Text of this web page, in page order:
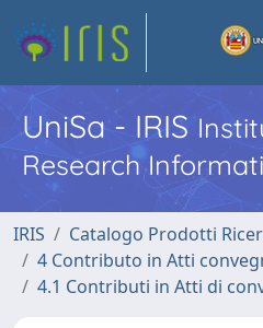
UniSa - IRIS
Research
IRIS
Catalogo Prodotti
4 Contributo in Atti
4.1 Contributi in Atti di